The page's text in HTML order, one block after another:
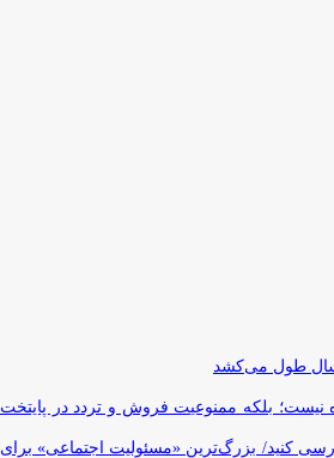
نیست؛ بلکه ممنوعیت فروش و تردد در پایتخت
کنید/ بزرگ‌ترین «مسئولیت اجتماعی» برای